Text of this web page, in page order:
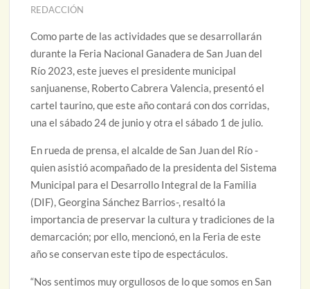
REDACCIÓN
Como parte de las actividades que se desarrollarán
durante la Feria Nacional Ganadera de San Juan del
Río 2023, este jueves el presidente municipal
sanjuanense, Roberto Cabrera Valencia, presentó el
cartel taurino, que este año contará con dos corridas,
una el sábado 24 de junio y otra el sábado 1 de julio.
En rueda de prensa, el alcalde de San Juan del Río -
quien asistió acompañado de la presidenta del Sistema
Municipal para el Desarrollo Integral de la Familia
(DIF), Georgina Sánchez Barrios-, resaltó la
importancia de preservar la cultura y tradiciones de la
demarcación; por ello, mencionó, en la Feria de este
año se conservan este tipo de espectáculos.
“Nos sentimos muy orgullosos de lo que somos en San